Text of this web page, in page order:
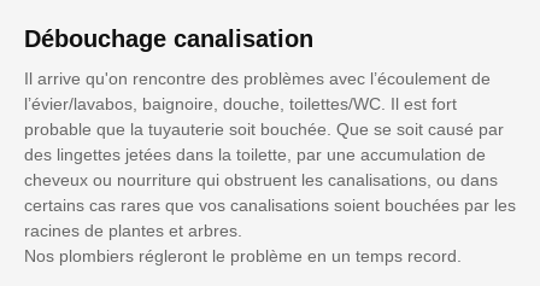
Débouchage canalisation
Il arrive qu'on rencontre des problèmes avec l’écoulement de
l’évier/lavabos, baignoire, douche, toilettes/WC. Il est fort
probable que la tuyauterie soit bouchée. Que se soit causé par
des lingettes jetées dans la toilette, par une accumulation de
cheveux ou nourriture qui obstruent les canalisations, ou dans
certains cas rares que vos canalisations soient bouchées par les
racines de plantes et arbres.
Nos plombiers régleront le problème en un temps record.